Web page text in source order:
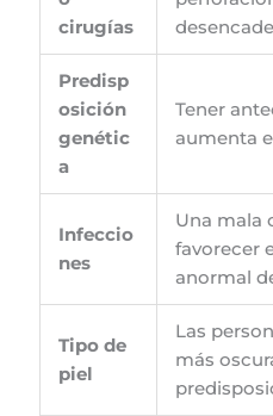
cirugías
Predisp
osición
genétic
a
Tener
aumenta
Infeccio
nes
Una mala
favorecer
anormal
Tipo de
piel
Las
más